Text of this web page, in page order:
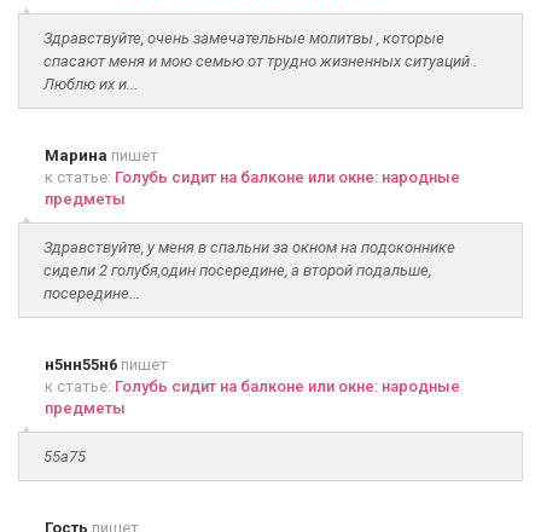
Здравствуйте, очень замечательные молитвы , которые
спасают меня и мою семью от трудно жизненных ситуаций .
Люблю их и...
Марина пишет
к статье: Голубь сидит на балконе или окне: народные
предметы
Здравствуйте, у меня в спальни за окном на подоконнике
сидели 2 голубя,один посередине, а второй подальше,
посередине...
н5нн55н6 пишет
к статье: Голубь сидит на балконе или окне: народные
предметы
55а75
Гость пишет